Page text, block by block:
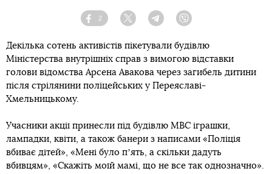
Facebook
2
Twitter TelegramViber
Декілька сотень активістів пікетували будівлю
Міністерства внутрішніх справ з вимогою відставки
голови відомства Арсена Авакова через загибель дитини
після стрілянини поліцейських у Переяславі-
Хмельницькому.
Учасники акції принесли під будівлю МВС іграшки,
лампадки, квіти, а також банери з написами «Поліція
вбиває дітей», «Мені було пʼять, а скільки дадуть
вбивцям», «Скажіть моїй мамі, що не все так однозначно».